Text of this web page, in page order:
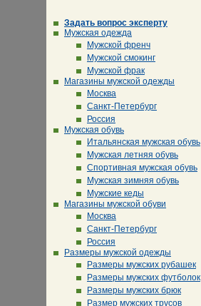
Задать вопрос эксперту
Мужская одежда
Мужской френч
Мужской смокинг
Мужской фрак
Магазины мужской одежды
Москва
Санкт-Петербург
Россия
Мужская обувь
Итальянская мужская обувь
Мужская летняя обувь
Спортивная мужская обувь
Мужская зимняя обувь
Мужские кеды
Магазины мужской обуви
Москва
Санкт-Петербург
Россия
Размеры мужской одежды
Размеры мужских рубашек
Размеры мужских футболок
Размеры мужских брюк
Размер мужских трусов